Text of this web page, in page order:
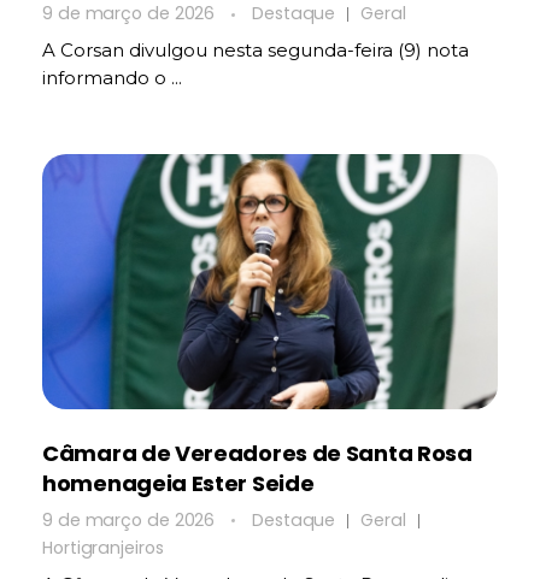
9 de março de 2026 Destaque Geral
A Corsan divulgou nesta segunda-feira (9) nota
informando o ...
Câmara de Vereadores de Santa Rosa
homenageia Ester Seide
9 de março de 2026 Destaque
Geral
Hortigranjeiros